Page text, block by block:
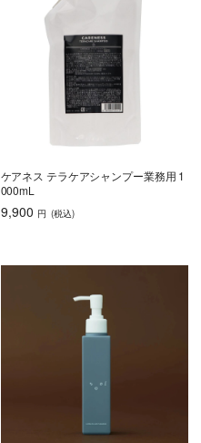
ケアネス テラケアシャンプー業務用 1
000mL
9,900 円 (税込)